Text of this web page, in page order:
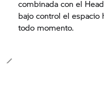
combinada con el
bajo control el espacio
todo momento.